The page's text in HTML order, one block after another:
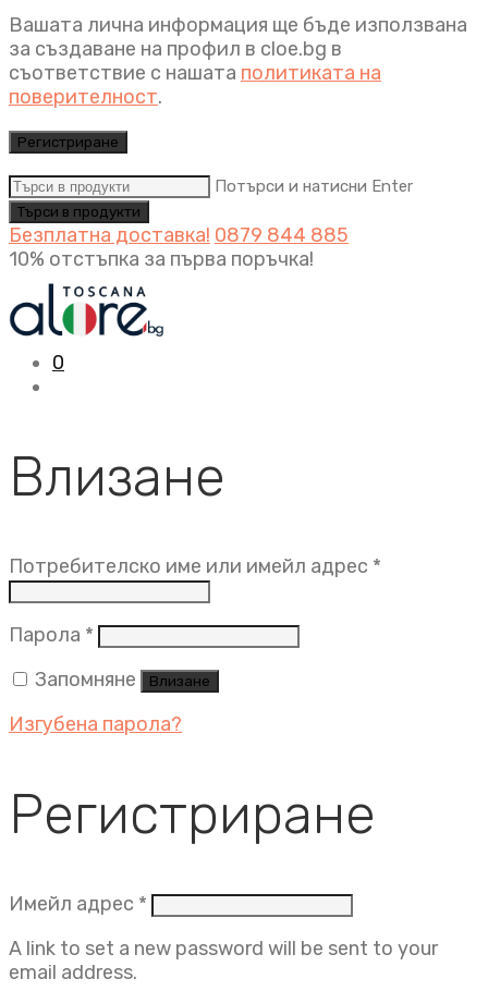
Вашата лична информация ще бъде използвана
за създаване на профил в cloe.bg в
съответствие с нашата политиката на
поверителност.
Регистриране
Потърси и натисни Enter
Безплатна доставка! 0879 844 885
10% отстъпка за първа поръчка!
0
Влизане
Потребителско име или имейл адрес *
Парола * Задължително
Запомняне
Влизане
Изгубена парола?
Регистриране
Имейл адрес * Задължително
A link to set a new password will be sent to your
email address.